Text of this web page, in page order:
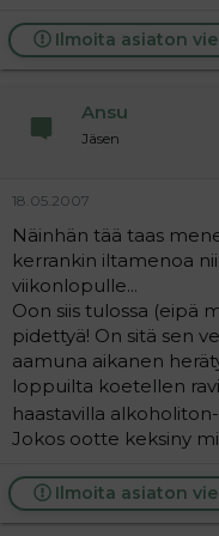
Ilmoita asiaton
Ansu
Jäsen
18.05.2007
Näinhän tää taas
kerrankin iltamenoa
viikonlopulle...
Oon siis tulossa (eipä
pidettyä! On sitä sen
aamuna aikanen
loppuilta koetellen
haastavilla
Jokos ootte keksiny
Ilmoita asiaton